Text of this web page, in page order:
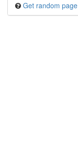
Get random page